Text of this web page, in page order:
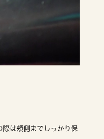
際は頬側までしっかり保